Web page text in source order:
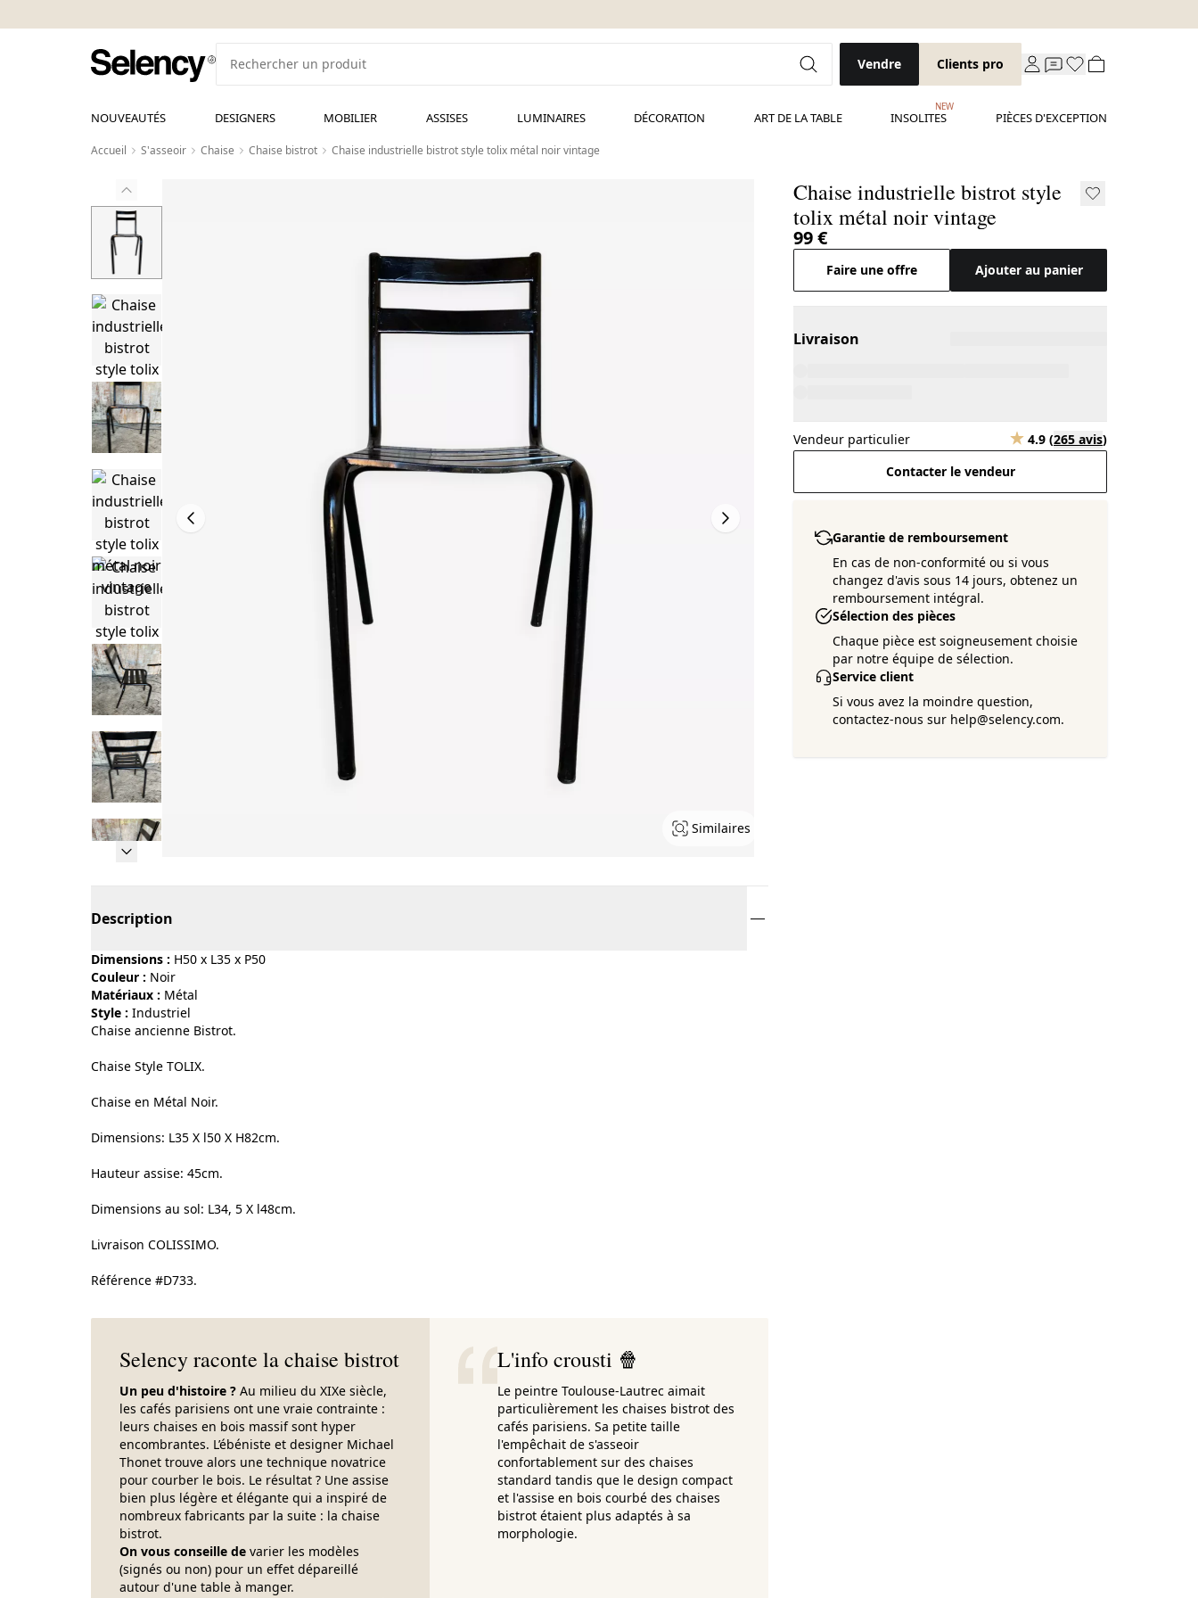
Vendre Clients pro
NOUVEAUTÉS DESIGNERS MOBILIER ASSISES LUMINAIRES DÉCORATION ART DE LA TABLE INSOLITES
NEW
PIÈCES D'EXCEPTION
Accueil S'asseoir Chaise Chaise bistrot Chaise industrielle bistrot style tolix métal noir vintage
Similaires
Chaise industrielle bistrot style
tolix métal noir vintage
99 €
Faire une offre Ajouter au panier
Livraison
Vendeur particulier 4.9 (265 avis)
Contacter le vendeur
Garantie de remboursement
En cas de non-conformité ou si vous
changez d'avis sous 14 jours, obtenez un
remboursement intégral.
Sélection des pièces
Chaque pièce est soigneusement choisie
par notre équipe de sélection.
Service client
Si vous avez la moindre question,
contactez-nous sur help@selency.com.
Description
Dimensions : H50 x L35 x P50
Couleur :
noir
Matériaux :
métal
Style : industriel
Chaise ancienne Bistrot.
Chaise Style TOLIX.
Chaise en Métal Noir.
Dimensions: L35 X l50 X H82cm.
Hauteur assise: 45cm.
Dimensions au sol: L34, 5 X l48cm.
Livraison COLISSIMO.
Référence #D733.
Selency raconte la chaise bistrot
Un peu d'histoire ? Au milieu du XIXe siècle,
les cafés parisiens ont une vraie contrainte :
leurs chaises en bois massif sont hyper
encombrantes. L’ébéniste et designer Michael
Thonet trouve alors une technique novatrice
pour courber le bois. Le résultat ? Une assise
bien plus légère et élégante qui a inspiré de
nombreux fabricants par la suite : la chaise
bistrot.
On vous conseille de varier les modèles
(signés ou non) pour un effet dépareillé
autour d'une table à manger.
L'info crousti 🍿
Le peintre Toulouse-Lautrec aimait
particulièrement les chaises bistrot des
cafés parisiens. Sa petite taille
l'empêchait de s'asseoir
confortablement sur des chaises
standard tandis que le design compact
et l'assise en bois courbé des chaises
bistrot étaient plus adaptés à sa
morphologie.